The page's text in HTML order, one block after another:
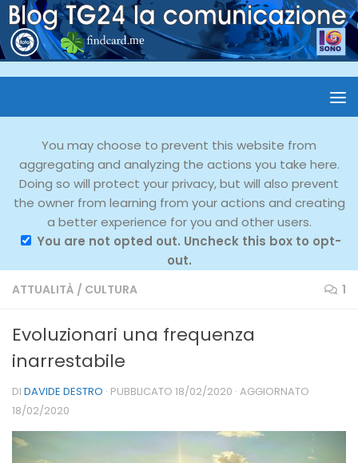
You may choose to prevent this website from
aggregating and analyzing the actions you take here.
Doing so will protect your privacy, but will also prevent
the owner from learning from your actions and creating
a better experience for you and other users.
You are not opted out. Uncheck this box to opt-
out.
ATTUALITÀ / CULTURA 1
Evoluzionari una frequenza
inarrestabile
DI DAVIDE DESTRO · PUBBLICATO 18/02/2020 · AGGIORNATO
18/02/2020